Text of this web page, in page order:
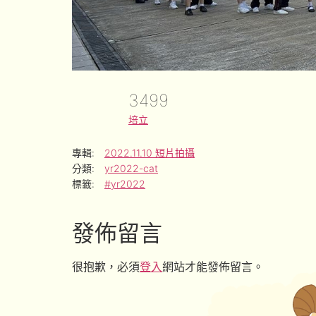
3499
培立
專輯:
2022.11.10 短片拍攝
分類:
yr2022-cat
標籤:
#yr2022
發佈留言
很抱歉，必須登入網站才能發佈留言。